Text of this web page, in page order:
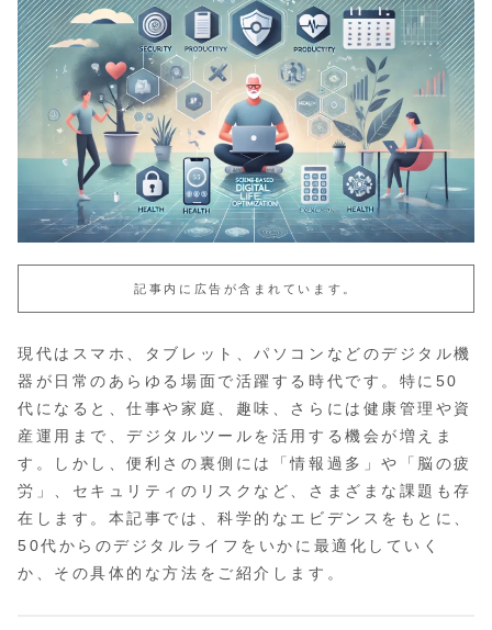
記事内に広告が含まれています。
現代はスマホ、タブレット、パソコンなどのデジタル機
器が日常のあらゆる場面で活躍する時代です。特に50
代になると、仕事や家庭、趣味、さらには健康管理や資
産運用まで、デジタルツールを活用する機会が増えま
す。しかし、便利さの裏側には「情報過多」や「脳の疲
労」、セキュリティのリスクなど、さまざまな課題も存
在します。本記事では、科学的なエビデンスをもとに、
50代からのデジタルライフをいかに最適化していく
か、その具体的な方法をご紹介します。